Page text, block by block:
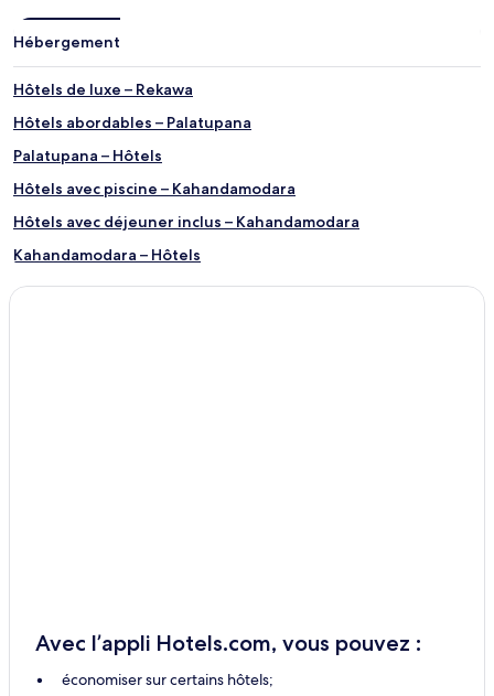
Hébergement
Hôtels de luxe – Rekawa
Hôtels abordables – Palatupana
Palatupana – Hôtels
Hôtels avec piscine – Kahandamodara
Hôtels avec déjeuner inclus – Kahandamodara
Kahandamodara – Hôtels
Kananke – Hôtels
Walagampattuwa – Hôtels
Atadahewatugoda – Hôtels
Avec l’appli Hotels.com, vous pouvez :
économiser sur certains hôtels;